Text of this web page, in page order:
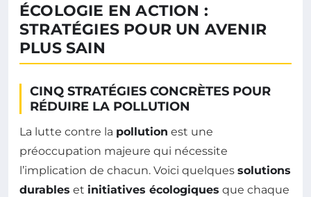
ÉCOLOGIE EN ACTION :
STRATÉGIES POUR UN AVENIR
PLUS SAIN
CINQ STRATÉGIES CONCRÈTES POUR
RÉDUIRE LA POLLUTION
La lutte contre la pollution est une
préoccupation majeure qui nécessite
l’implication de chacun. Voici quelques solutions
durables et initiatives écologiques que chaque